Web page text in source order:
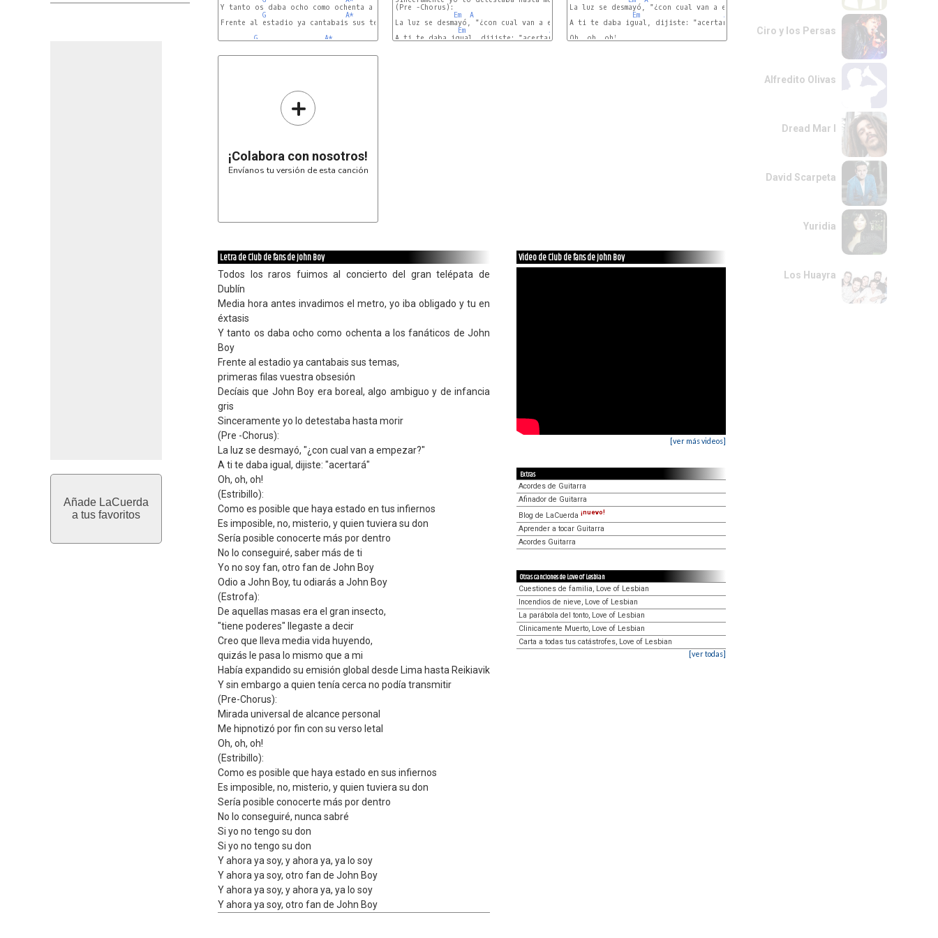
Añade LaCuerda
a tus favoritos
Y tanto os daba ocho como ochenta a los fanáticos de John Boy
G
A*
Frente al estadio ya cantabais sus temas, primeras filas vuestra obsesión
G
A* Bm
Bm7*
(Pre -Chorus):
Em
A
La luz se desmayó, "¿con cual van a empezar?"
Em
A
A ti te daba igual, dijiste: "acertará"
La luz se desmayó, "¿con cual van a empezar?"
Em
A
A ti te daba igual, dijiste: "acertará"
Oh, oh, oh!
+
¡Colabora con nosotros!
Envíanos tu versión de esta canción
Letra de Club de fans de John Boy
Todos los raros fuimos al concierto del gran telépata de
Dublín
Media hora antes invadimos el metro, yo iba obligado y tu en
éxtasis
Y tanto os daba ocho como ochenta a los fanáticos de John
Boy
Frente al estadio ya cantabais sus temas,
primeras filas vuestra obsesión
Decíais que John Boy era boreal, algo ambiguo y de infancia
gris
Sinceramente yo lo detestaba hasta morir
(Pre -Chorus):
La luz se desmayó, "¿con cual van a empezar?"
A ti te daba igual, dijiste: "acertará"
Oh, oh, oh!
(Estribillo):
Como es posible que haya estado en tus infiernos
Es imposible, no, misterio, y quien tuviera su don
Sería posible conocerte más por dentro
No lo conseguiré, saber más de ti
Yo no soy fan, otro fan de John Boy
Odio a John Boy, tu odiarás a John Boy
(Estrofa):
De aquellas masas era el gran insecto,
"tiene poderes" llegaste a decir
Creo que lleva media vida huyendo,
quizás le pasa lo mismo que a mi
Había expandido su emisión global desde Lima hasta Reikiavik
Y sin embargo a quien tenía cerca no podía transmitir
(Pre-Chorus):
Mirada universal de alcance personal
Me hipnotizó por fin con su verso letal
Oh, oh, oh!
(Estribillo):
Como es posible que haya estado en sus infiernos
Es imposible, no, misterio, y quien tuviera su don
Sería posible conocerte más por dentro
No lo conseguiré, nunca sabré
Si yo no tengo su don
Si yo no tengo su don
Y ahora ya soy, y ahora ya, ya lo soy
Y ahora ya soy, otro fan de John Boy
Y ahora ya soy, y ahora ya, ya lo soy
Y ahora ya soy, otro fan de John Boy
Video de Club de fans de John Boy
[ver más videos]
Extras
Acordes de Guitarra
Afinador de Guitarra
Blog de LaCuerda ¡nuevo!
Aprender a tocar Guitarra
Acordes Guitarra
Otras canciones de Love of Lesbian
Cuestiones de familia, Love of Lesbian
Incendios de nieve, Love of Lesbian
La parábola del tonto, Love of Lesbian
Clinicamente Muerto, Love of Lesbian
Carta a todas tus catástrofes, Love of Lesbian
[ver todas]
Ciro y los Persas
Alfredito Olivas
Dread Mar I
David Scarpeta
Yuridia
Los Huayra